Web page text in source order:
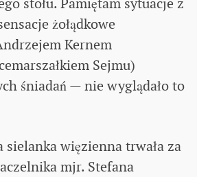
żołądkowe
Kernem
Sejmu)
śniadań — nie wyglądało to
sielanka więzienna trwała za
mjr. Stefana